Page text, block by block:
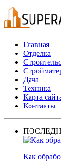
Главная
Отделка
Дача
Техника
Карта
Контакты
Как